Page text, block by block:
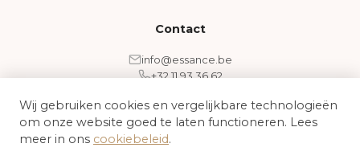
Contact
info@essance.be
+32 11 93 36 62
Algemene voorwaarden
Wij gebruiken cookies en vergelijkbare technologieën
om onze website goed te laten functioneren. Lees
meer in ons cookiebeleid.